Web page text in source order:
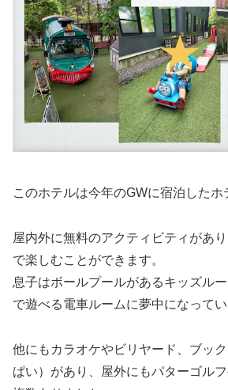
このホテルは今年のGWに宿泊したホ
屋内外に無料のアクティビティがあ
で楽しむことができます。
息子はボールプールがあるキッズル
で遊べる電車ルームに夢中になってい
他にもカラオケやビリヤード、ブッ
ぱい）があり、屋外にもパターゴル